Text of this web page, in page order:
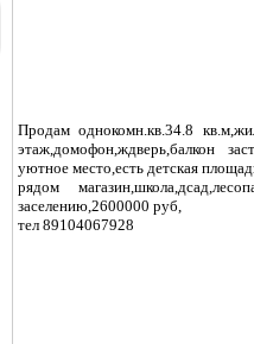
Продам однокомн.кв.34.8
этаж,домофон,ждверь,балкон
уютное место,есть детская
рядом
заселению,2600000 руб,
тел 89104067928